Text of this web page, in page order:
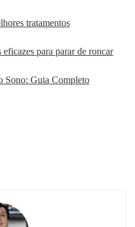
tratamentos
para parar de roncar
Sono: Guia Completo